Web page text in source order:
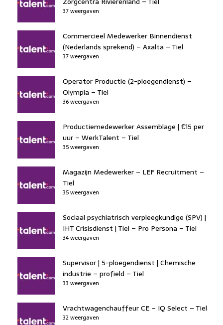
37 weergaven
Commercieel Medewerker Binnendienst
(Nederlands sprekend) – Axalta – Tiel
37 weergaven
Operator Productie (2-ploegendienst) –
Olympia – Tiel
36 weergaven
Productiemedewerker Assemblage | €15 per
uur – WerkTalent – Tiel
35 weergaven
Magazijn Medewerker – LEF Recruitment –
Tiel
35 weergaven
Sociaal psychiatrisch verpleegkundige (SPV) |
IHT Crisisdienst | Tiel – Pro Persona – Tiel
34 weergaven
Supervisor | 5-ploegendienst | Chemische
industrie – profield – Tiel
33 weergaven
Vrachtwagenchauffeur CE – IQ Select – Tiel
32 weergaven